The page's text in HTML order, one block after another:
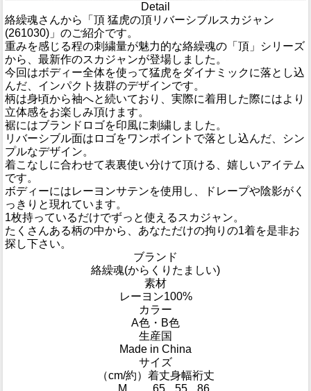
Detail
絡繰魂さんから「頂 猛虎の頂リバーシブルスカジャン
(261030)」のご紹介です。
重みを感じる程の刺繍量が魅力的な絡繰魂の「頂」シリーズ
から、最新作のスカジャンが登場しました。
今回はボディー全体を使って猛虎をダイナミックに落とし込
んだ、インパクト抜群のデザインです。
柄は身頃から袖へと続いており、実際に着用した際にはより
立体感をお楽しみ頂けます。
裾にはブランドロゴを印風に刺繍しました。
リバーシブル面はロゴをワンポイントで落とし込んだ、シン
プルなデザイン。
着こなしに合わせて表裏使い分けて頂ける、嬉しいアイテム
です。
ボディーにはレーヨンサテンを使用し、ドレープや陰影がく
っきりと現れています。
1枚持っているだけでずっと使えるスカジャン。
たくさんある柄の中から、あなただけの拘りの1着を是非お
探し下さい。
ブランド
絡繰魂(からくりたましい)
素材
レーヨン100%
カラー
A色・B色
生産国
Made in China
サイズ
（cm/約） 着丈身幅裄丈